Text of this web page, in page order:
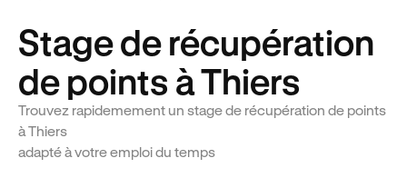
Stage de récupération
de points à Thiers
Trouvez rapidemement un stage de récupération de points
à Thiers
adapté à votre emploi du temps